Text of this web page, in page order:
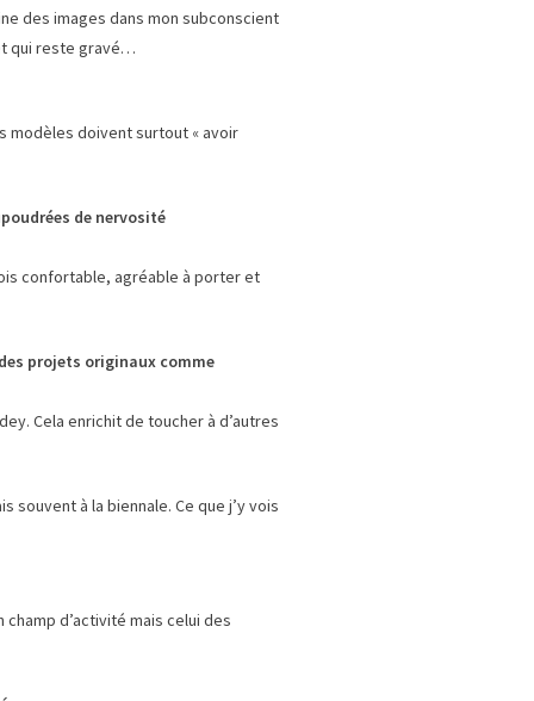
des images dans mon subconscient
qui reste gravé…
modèles doivent surtout « avoir
de nervosité
confortable, agréable à porter et
projets originaux comme
Cela enrichit de toucher à d’autres
souvent à la biennale. Ce que j’y vois
d’activité mais celui des